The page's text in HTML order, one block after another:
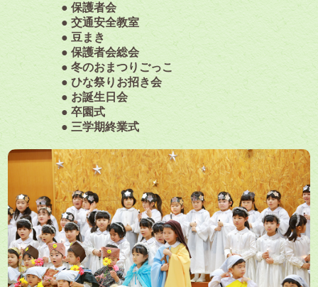
● 保護者会
● 交通安全教室
● 豆まき
● 保護者会総会
● 冬のおまつりごっこ
● ひな祭りお招き会
● お誕生日会
● 卒園式
● 三学期終業式